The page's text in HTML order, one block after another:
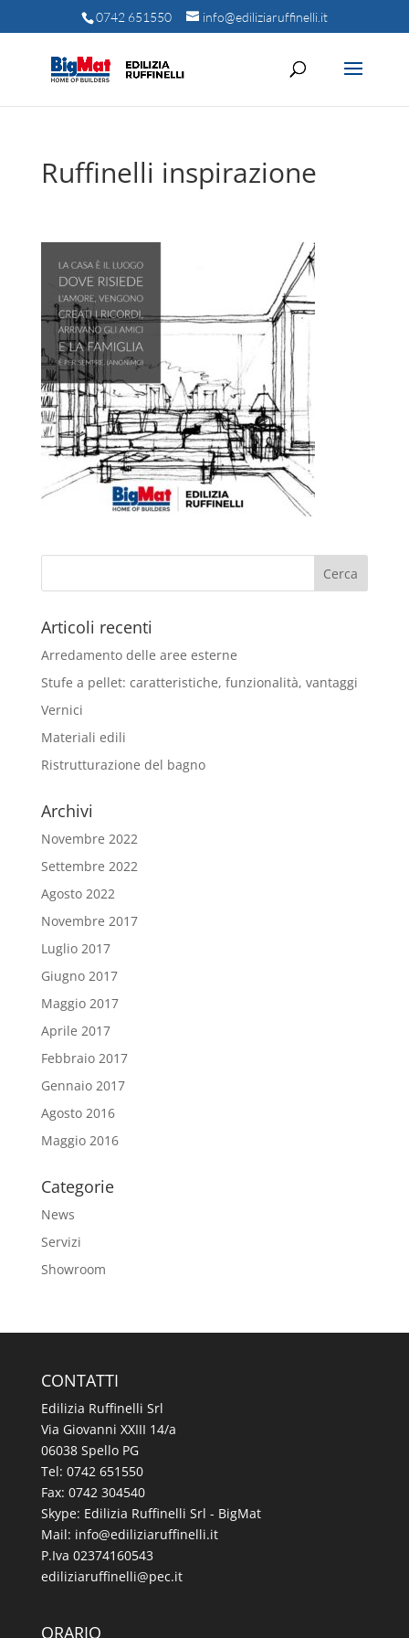
0742 651550 info@ediliziaruffinelli.it
Ruffinelli inspirazione
Articoli recenti
Arredamento delle aree esterne
Stufe a pellet: caratteristiche, funzionalità, vantaggi
Vernici
Materiali edili
Ristrutturazione del bagno
Archivi
Novembre 2022
Settembre 2022
Agosto 2022
Novembre 2017
Luglio 2017
Giugno 2017
Maggio 2017
Aprile 2017
Febbraio 2017
Gennaio 2017
Agosto 2016
Maggio 2016
Categorie
News
Servizi
Showroom
CONTATTI
Edilizia Ruffinelli Srl
Via Giovanni XXIII 14/a
06038 Spello PG
Tel: 0742 651550
Fax: 0742 304540
Skype: Edilizia Ruffinelli Srl - BigMat
Mail:
ti.illeniffuraizilide
@ofni
P.Iva 02374160543
ti.cep
@illeniffuraizilide
ORARIO